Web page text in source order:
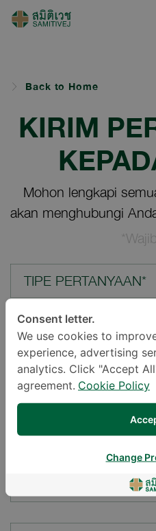
Back to Home
KIRIM
Mohon lengkapi
akan menghubungi
TIPE PERTANYAAN*
LOKASI*
PERTANYAAN ANDA*
Consent letter.
We use cookies to
experience, advertising
analytics. Click "Accept
agreement. Cookie Policy
Change